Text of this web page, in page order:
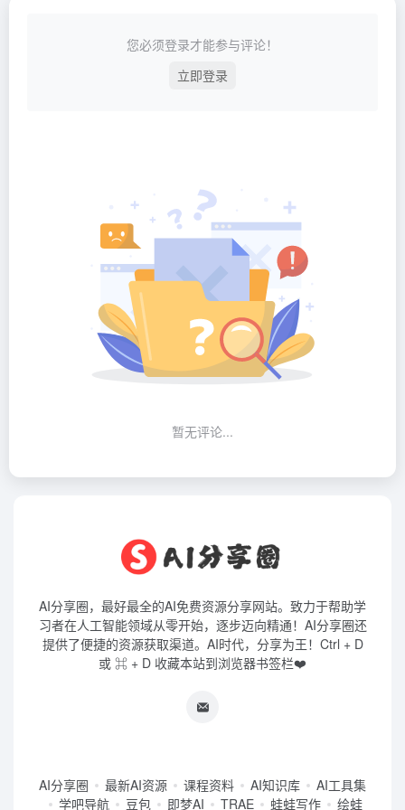
您必须登录才能参与评论！
立即登录
暂无评论...
AI分享圈，最好最全的AI免费资源分享网站。致力于帮助学
习者在人工智能领域从零开始，逐步迈向精通！AI分享圈还
提供了便捷的资源获取渠道。AI时代，分享为王！Ctrl + D
或 ⌘ + D 收藏本站到浏览器书签栏❤️
AI分享圈 最新AI资源 课程资料 AI知识库
AI工具集
学吧导航
豆包 即梦AI TRAE 蛙蛙写作 绘蛙